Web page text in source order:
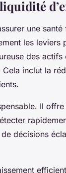
une
les leviers
des actifs
inclut la
Il
décisions